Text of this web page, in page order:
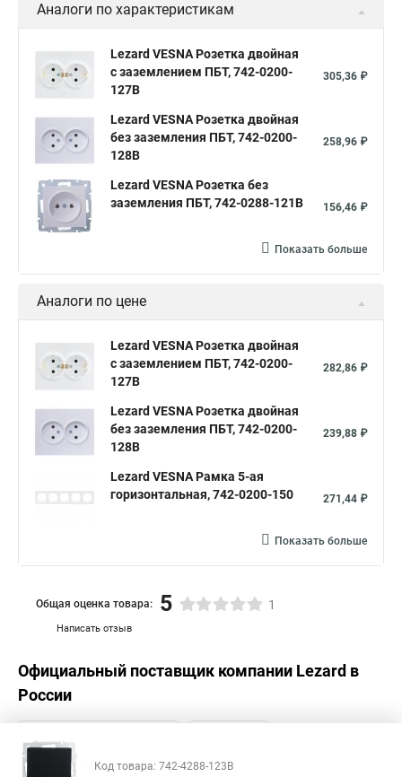
Аналоги по характеристикам
Lezard VESNA Розетка двойная
с заземлением ПБТ, 742-0200-
127B
305,36 ₽
Lezard VESNA Розетка двойная
без заземления ПБТ, 742-0200-
128B
258,96 ₽
Lezard VESNA Розетка без
заземления ПБТ, 742-0288-121B
156,46 ₽
Показать больше
Аналоги по цене
Lezard VESNA Розетка двойная
с заземлением ПБТ, 742-0200-
127B
282,86 ₽
Lezard VESNA Розетка двойная
без заземления ПБТ, 742-0200-
128B
239,88 ₽
Lezard VESNA Рамка 5-ая
горизонтальная, 742-0200-150
271,44 ₽
Показать больше
Написать отзыв
Общая оценка товара: 5 1
Официальный поставщик компании Lezard в
России
Код товара: 742-4288-123B